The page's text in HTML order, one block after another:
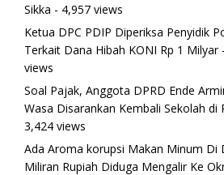
Sikka - 4,957 views
Ketua DPC PDIP Diperiksa Penyidik
Terkait Dana Hibah KONI Rp 1 Milyar
views
Soal Pajak, Anggota DPRD Ende
Wasa Disarankan Kembali Sekolah di
3,424 views
Ada Aroma korupsi Makan Minum Di
Miliran Rupiah Diduga Mengalir Ke